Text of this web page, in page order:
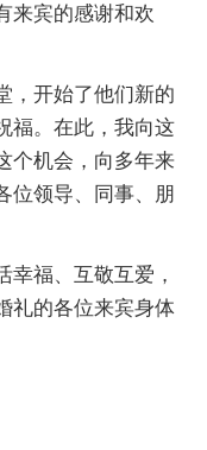
来宾的感谢和欢
，开始了他们新的
福。在此，我向这
个机会，向多年来
位领导、同事、朋
幸福、互敬互爱，
礼的各位来宾身体